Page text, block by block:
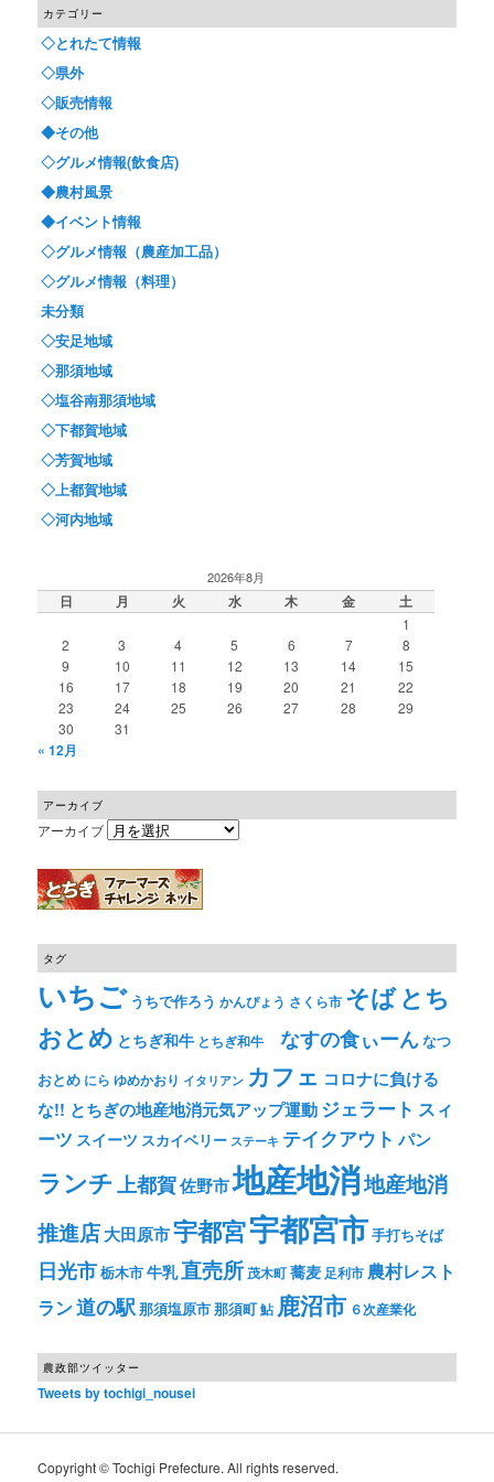
カテゴリー
◇とれたて情報
◇県外
◇販売情報
◆その他
◇グルメ情報(飲食店)
◆農村風景
◆イベント情報
◇グルメ情報（農産加工品）
◇グルメ情報（料理）
未分類
◇安足地域
◇那須地域
◇塩谷南那須地域
◇下都賀地域
◇芳賀地域
◇上都賀地域
◇河内地域
2026年8月
日 月 火 水 木 金 土
1
2
3 4 5 6 7
8
9
10 11 12 13 14
15
16
17 18 19 20 21
22
23
24 25 26 27 28
29
30
31
« 12月
アーカイブ
アーカイブ
タグ
いちご うちで作ろう かんぴょう さくら市 そばとち
おとめ とちぎ和牛 とちぎ和牛 なすの食ぃーんなつ
おとめ にら ゆめかおり イタリアン カフェ コロナに負ける
な!! とちぎの地産地消元気アップ運動ジェラート スィ
ーツ スイーツ スカイベリー ステーキ テイクアウト パン
ランチ上都賀佐野市地産地消地産地消
推進店大田原市宇都宮宇都宮市手打ちそば
日光市栃木市牛乳直売所 茂木町蕎麦 足利市 農村レスト
ラン道の駅那須塩原市那須町鮎 鹿沼市 ６次産業化
農政部ツイッター
Tweets by tochigi_nousei
Copyright © Tochigi Prefecture. All rights reserved.